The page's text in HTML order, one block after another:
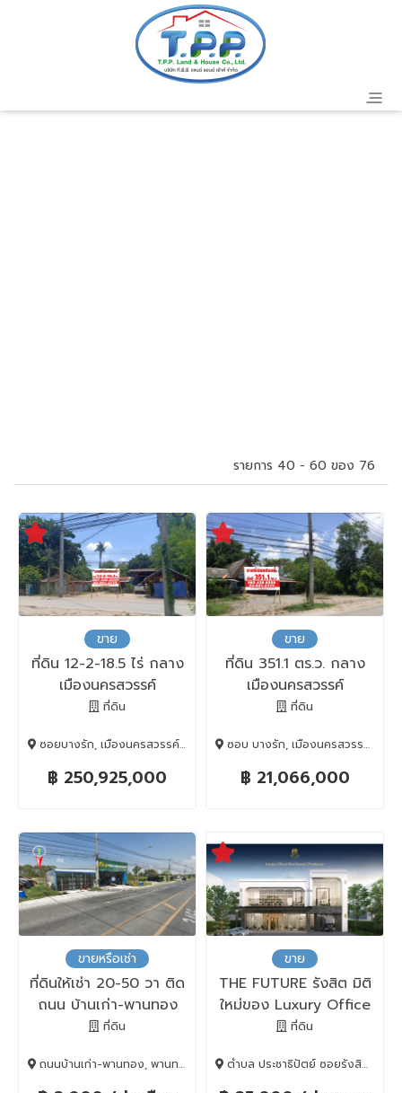
รายการ 40 - 60 ของ 76
ขาย
ที่ดิน 12-2-18.5 ไร่ กลาง
เมืองนครสวรรค์
ที่ดิน
ซอยบางรัก, เมืองนครสวรรค์, Nakhon Sawan, 60000
฿ 250,925,000
ขาย
ที่ดิน 351.1 ตร.ว. กลาง
เมืองนครสวรรค์
ที่ดิน
ซอบ บางรัก, เมืองนครสวรรค์, Nakhon Sawan, 60000
฿ 21,066,000
ขายหรือเช่า
ที่ดินให้เช่า 20-50 วา ติด
ถนน บ้านเก่า-พานทอง
จ.ชลบุรี
ที่ดิน
ถนนบ้านเก่า-พานทอง, พานทอง, Chon Buri, 20160
ขาย
THE FUTURE รังสิต มิติ
ใหม่ของ Luxury Office
& Mini Factory
ที่ดิน
ตำบล ประชาธิปัตย์ ซอยรังสิต-นครนายก 49, ธัญบุรี, Pathum Thani, 12130